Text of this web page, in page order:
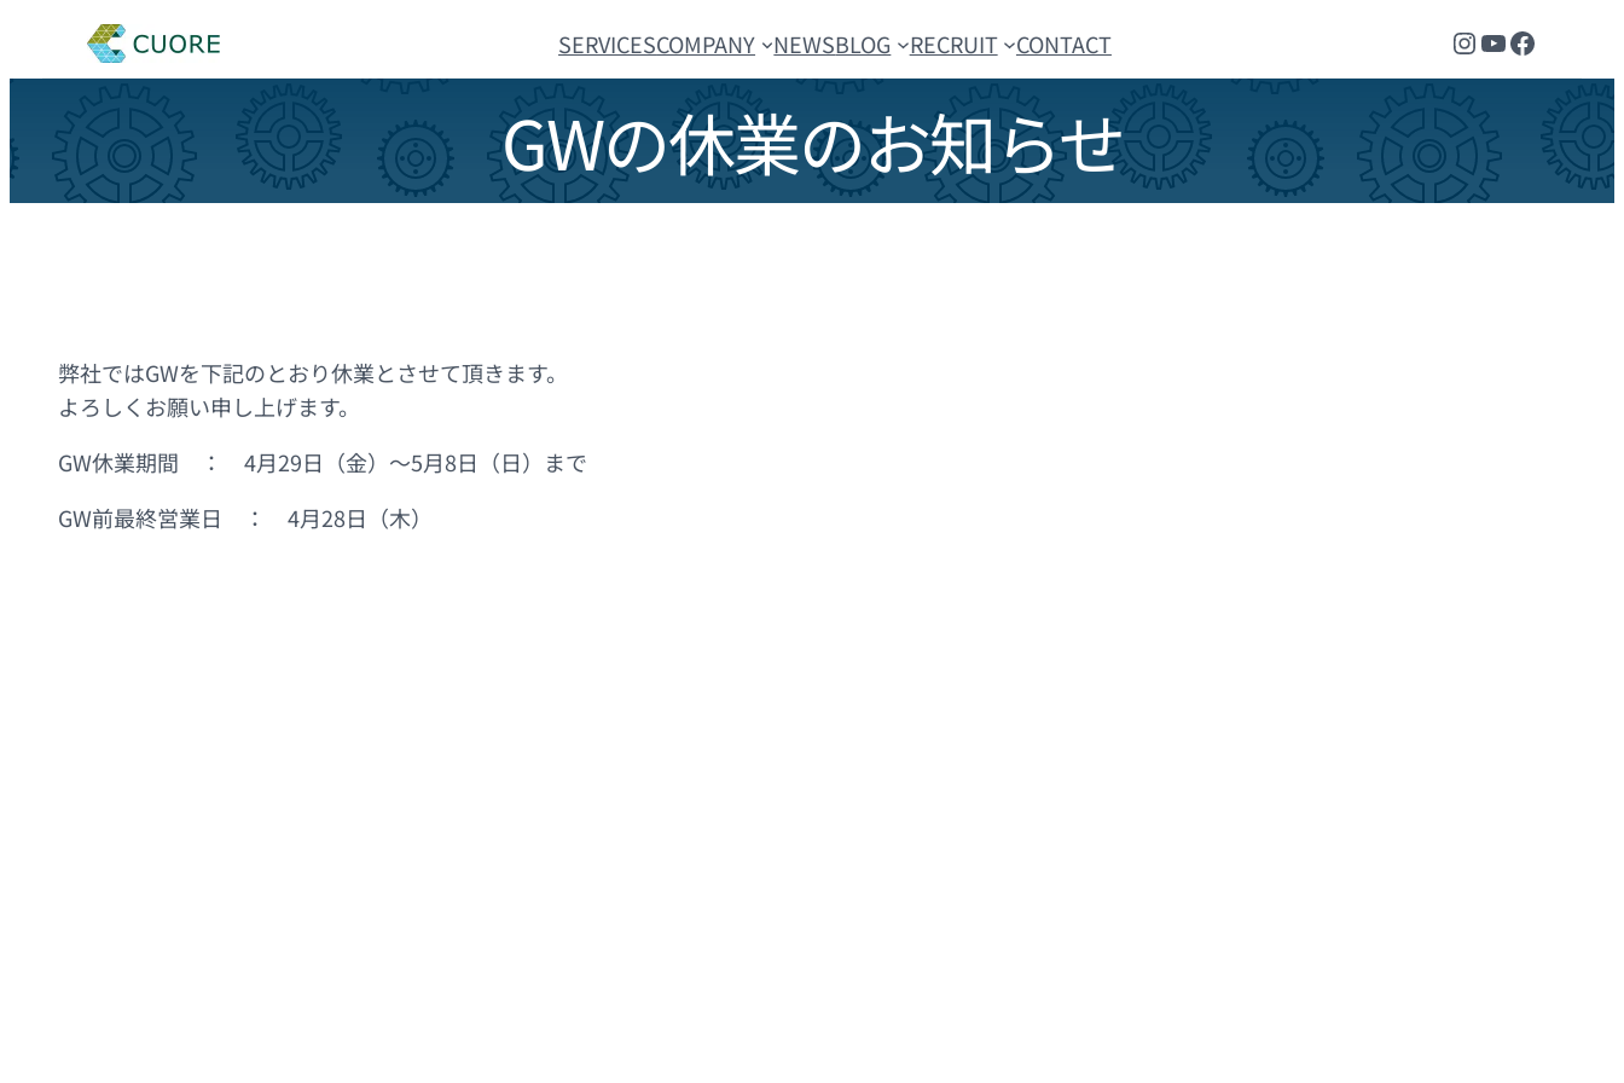
SERVICESCOMPANY NEWSBLOG RECRUIT CONTACT Instagram
YouTube
GWの休業のお知らせ
弊社ではGWを下記のとおり休業とさせて頂きます。
よろしくお願い申し上げます。
GW休業期間 ： 4月29日（金）～5月8日（日）まで
GW前最終営業日 ： 4月28日（木）